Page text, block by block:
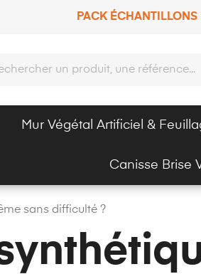
PACK ÉCHANTILLONS
Mur Végétal Artificiel &
Canisse Brise
sans difficulté ?